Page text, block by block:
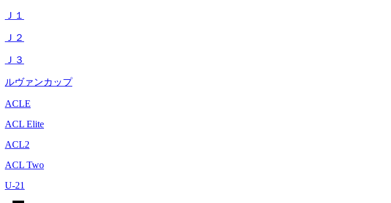
Ｊ１
Ｊ２
Ｊ３
ルヴァンカップ
ACLE
ACL Elite
ACL2
ACL Two
U-21